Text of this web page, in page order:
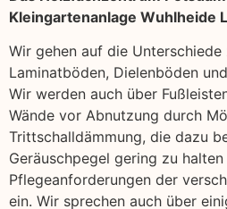
Kleingartenanlage Wuhlheide
Wir gehen auf die
Laminatböden, Dielenböden
Wir werden auch über
Wände vor Abnutzung durch
Trittschalldämmung, die dazu
Geräuschpegel gering zu
Pflegeanforderungen der
ein. Wir sprechen auch über